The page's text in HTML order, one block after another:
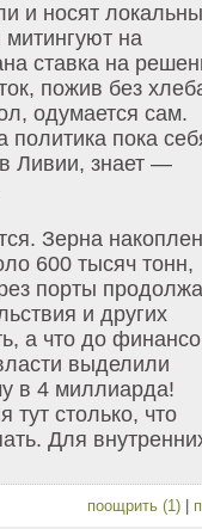
и носят
митингуют на
ставка на
пожив без
одумается сам.
политика пока
Ливии, знает —
Зерна
600 тысяч тонн,
порты
и других
а что до
выделили
в 4 миллиарда!
тут столько, что
Для
поощрить (1)